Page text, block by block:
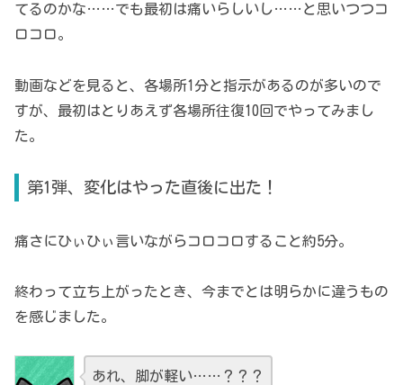
てるのかな……でも最初は痛いらしいし……と思いつつコ
ロコロ。
動画などを見ると、各場所1分と指示があるのが多いので
すが、最初はとりあえず各場所往復10回でやってみまし
た。
第1弾、変化はやった直後に出た！
痛さにひぃひぃ言いながらコロコロすること約5分。
終わって立ち上がったとき、今までとは明らかに違うもの
を感じました。
あれ、脚が軽い……？？？